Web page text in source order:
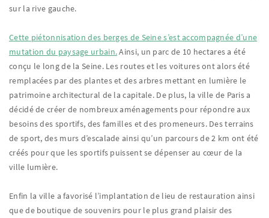
sur la rive gauche.
Cette piétonnisation des berges de Seine s’est accompagnée d’une
mutation du paysage urbain.Ainsi, un parc de 10 hectares a été
conçu le long de la Seine. Les routes et les voitures ont alors été
remplacées par des plantes et des arbres mettant en lumière le
patrimoine architectural de la capitale. De plus, la ville de Paris a
décidé de créer de nombreux aménagements pour répondre aux
besoins des sportifs, des familles et des promeneurs. Des terrains
de sport, des murs d’escalade ainsi qu’un parcours de 2 km ont été
créés pour que les sportifs puissent se dépenser au cœur de la
ville lumière.
Enfin la ville a favorisé l’implantation de lieu de restauration ainsi
que de boutique de souvenirs pour le plus grand plaisir des